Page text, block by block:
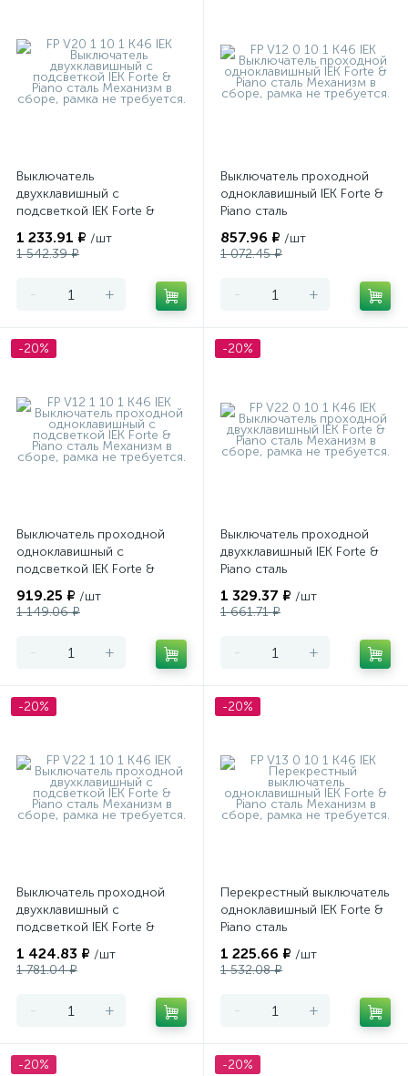
Выключатель
двухклавишный с
подсветкой IEK Forte &
1 233.91 ₽ /шт
1 542.39 ₽
- +
Выключатель проходной
одноклавишный IEK Forte &
Piano сталь
857.96 ₽ /шт
1 072.45 ₽
- +
-20%
Выключатель проходной
одноклавишный с
подсветкой IEK Forte &
919.25 ₽ /шт
1 149.06 ₽
- +
-20%
Выключатель проходной
двухклавишный IEK Forte &
Piano сталь
1 329.37 ₽ /шт
1 661.71 ₽
- +
-20%
Выключатель проходной
двухклавишный с
подсветкой IEK Forte &
1 424.83 ₽ /шт
1 781.04 ₽
- +
-20%
Перекрестный выключатель
одноклавишный IEK Forte &
Piano сталь
1 225.66 ₽ /шт
1 532.08 ₽
- +
-20% -20%